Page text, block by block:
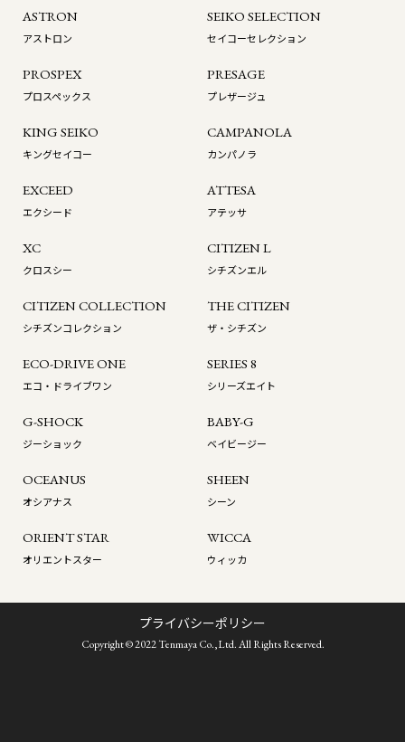
ASTRON
アストロン
SEIKO SELECTION
セイコーセレクション
PROSPEX
プロスペックス
PRESAGE
プレザージュ
KING SEIKO
キングセイコー
CAMPANOLA
カンパノラ
EXCEED
エクシード
ATTESA
アテッサ
XC
クロスシー
CITIZEN L
シチズンエル
CITIZEN COLLECTION
シチズンコレクション
THE CITIZEN
ザ・シチズン
ECO-DRIVE ONE
エコ・ドライブワン
SERIES 8
シリーズエイト
G-SHOCK
ジーショック
BABY-G
ベイビージー
OCEANUS
オシアナス
SHEEN
シーン
ORIENT STAR
オリエントスター
WICCA
ウィッカ
プライバシーポリシー
Copyright © 2022 Tenmaya Co.,Ltd. All Rights Reserved.